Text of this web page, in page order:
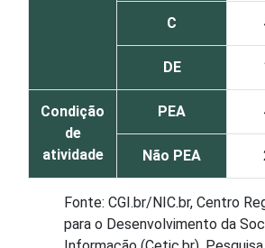
C
DE
Condição
de
atividade
PEA
Não PEA
Fonte: CGI.br/NIC.br, Centro
para o Desenvolvimento da